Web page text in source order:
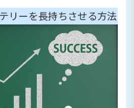
リーを長持ちさせる方法